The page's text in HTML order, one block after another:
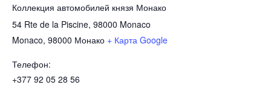
Коллекция автомобилей князя Монако
54 Rte de la Piscine, 98000 Monaco
Monaco, 98000 Монако + Карта Google
Телефон:
+377 92 05 28 56